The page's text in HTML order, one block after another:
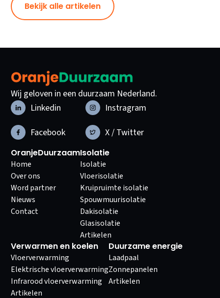
Bekijk alle artikelen
Wij geloven in een duurzaam Nederland.
Linkedin
Instragram
Facebook
X / Twitter
OranjeDuurzaam
Home
Over ons
Word partner
Nieuws
Contact
Isolatie
Isolatie
Vloerisolatie
Kruipruimte isolatie
Spouwmuurisolatie
Dakisolatie
Glasisolatie
Artikelen
Verwarmen en koelen
Vloerverwarming
Elektrische vloerverwarming
Infrarood vloerverwarming
Artikelen
Duurzame energie
Laadpaal
Zonnepanelen
Artikelen